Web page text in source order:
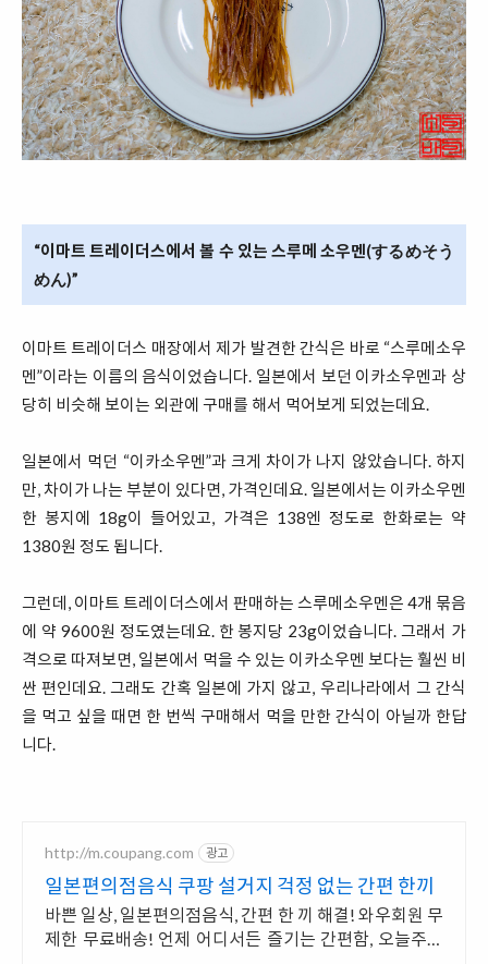
“이마트 트레이더스에서 볼 수 있는 스루메 소우멘(するめそう
めん)”
이마트 트레이더스 매장에서 제가 발견한 간식은 바로 “스루메소우
멘”이라는 이름의 음식이었습니다. 일본에서 보던 이카소우멘과 상
당히 비슷해 보이는 외관에 구매를 해서 먹어보게 되었는데요.
일본에서 먹던 “이카소우멘”과 크게 차이가 나지 않았습니다. 하지
만, 차이가 나는 부분이 있다면, 가격인데요. 일본에서는 이카소우멘
한 봉지에 18g이 들어있고, 가격은 138엔 정도로 한화로는 약
1380원 정도 됩니다.
그런데, 이마트 트레이더스에서 판매하는 스루메소우멘은 4개 묶음
에 약 9600원 정도였는데요. 한 봉지당 23g이었습니다. 그래서 가
격으로 따져보면, 일본에서 먹을 수 있는 이카소우멘 보다는 훨씬 비
싼 편인데요. 그래도 간혹 일본에 가지 않고, 우리나라에서 그 간식
을 먹고 싶을 때면 한 번씩 구매해서 먹을 만한 간식이 아닐까 한답
니다.
http://m.coupang.com 광고
일본편의점음식 쿠팡 설거지 걱정 없는 간편 한끼
바쁜 일상, 일본편의점음식, 간편 한 끼 해결! 와우회원 무
제한 무료배송! 언제 어디서든 즐기는 간편함, 오늘주문